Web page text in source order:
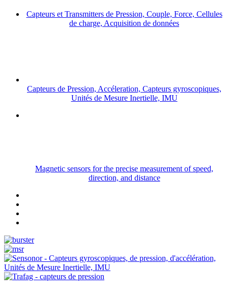
Capteurs et Transmitters de Pression, Couple, Force, Cellules
de charge, Acquisition de données
Capteurs de Pression, Accéleration, Capteurs gyroscopiques,
Unités de Mesure Inertielle, IMU
Magnetic sensors for the precise measurement of speed,
direction, and distance